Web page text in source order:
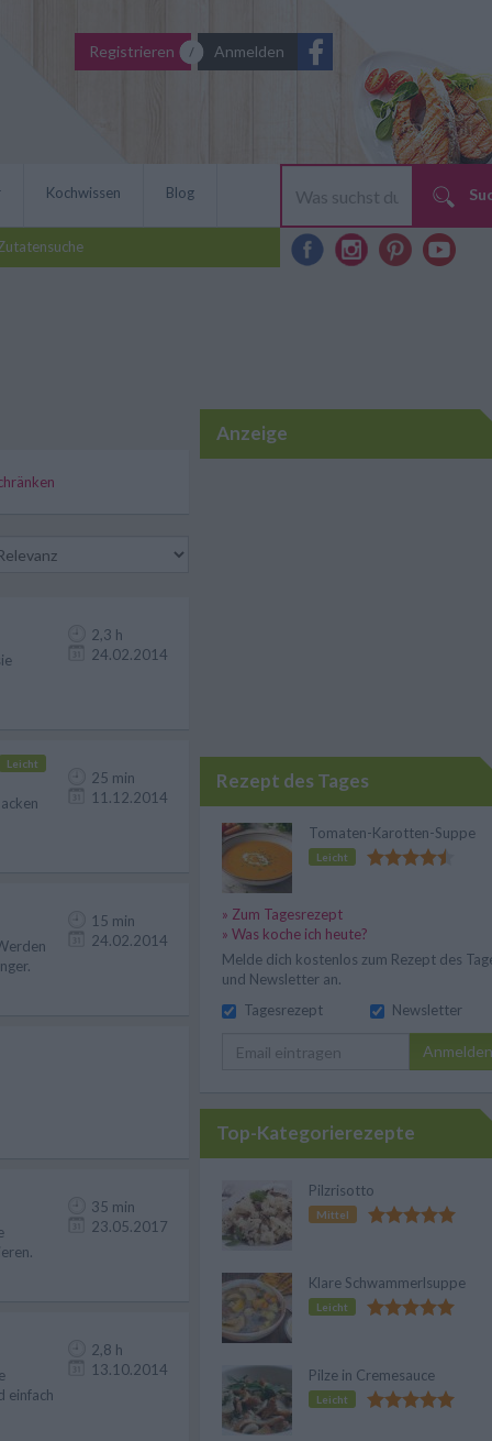
Registrieren Anmelden
Kochwissen Blog
2,3 h
24.02.2014
Leicht
25 min
11.12.2014
15 min
24.02.2014
35 min
23.05.2017
einfach
2,8 h
13.10.2014
Anzeige
Rezept des Tages
Tomaten-Karotten-Suppe
Leicht
» Zum Tagesrezept
» Was koche ich heute?
Melde dich kostenlos zum Rezept des
und Newsletter an.
Tagesrezept
Newsletter
Anmelden
Top-Kategorierezepte
Pilzrisotto
Mittel
Klare Schwammerlsuppe
Leicht
Pilze in Cremesauce
Leicht